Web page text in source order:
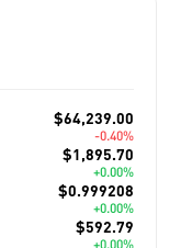
$64,239.00
-0.40%
$1,895.70
+0.00%
$0.999208
+0.00%
$592.79
+0.00%